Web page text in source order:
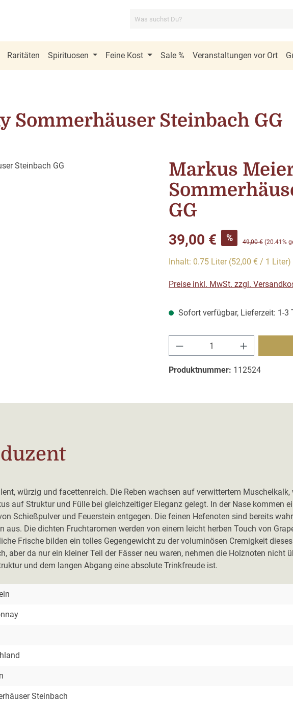
Raritäten Spirituosen Feine Kost Sale % Veranstaltungen vor Ort
Sommerhäuser Steinbach GG
Markus
GG
Verkaufspreis:
39,00 € % Regulärer Preis:
49,00 € (20.41%
Inhalt: 0.75 Liter (52,00 € / 1 Liter)
Preise inkl. MwSt. zzgl.
Sofort verfügbar, Lieferzeit: 1-3
Produkt Anzahl: Gib
Produktnummer: 112524
würzig und facettenreich. Die Reben wachsen auf verwittertem
auf Struktur und Fülle bei gleichzeitiger Eleganz gelegt. In der Nase kommen
Schießpulver und Feuerstein entgegen. Die feinen Hefenoten sind bereits
aus. Die dichten Fruchtaromen werden von einem leicht herben Touch von
Frische bilden ein tolles Gegengewicht zu der voluminösen Cremigkeit
aber da nur ein kleiner Teil der Fässer neu waren, nehmen die Holznoten nicht
und dem langen Abgang eine absolute Trinkfreude ist.
Steinbach